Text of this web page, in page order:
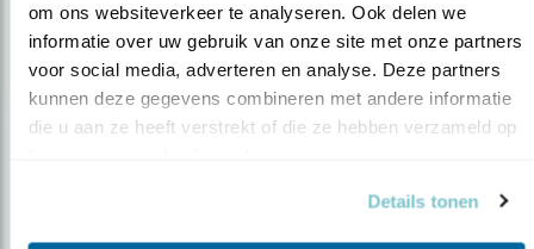
om ons websiteverkeer te analyseren. Ook delen we
informatie over uw gebruik van onze site met onze partners
voor social media, adverteren en analyse. Deze partners
kunnen deze gegevens combineren met andere informatie
die u aan ze heeft verstrekt of die ze hebben verzameld op
Details tonen
Op de hoogte blijven?
over vogels en activiteiten van Vogelbescherming.
AANMELDEN VOGELNIEUWS